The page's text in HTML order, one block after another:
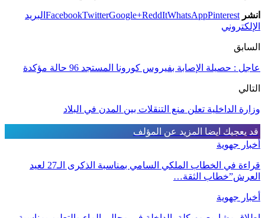
انشر FacebookTwitterGoogle+ReddItWhatsAppPinterest
البريد
الإلكتروني
السابق
عاجل : حصيلة الإصابة بفيروس كورونا المستجد 96 حالة مؤكدة
التالي
وزارة الداخلية تعلن منع التنقلات بين المدن في البلاد
قد يعجبك ايضا المزيد عن المؤلف
أخبار جهوية
قراءة في الخطاب الملكي السامي بمناسبة الذكرى الـ27 لعيد
العرش”خطاب الثقة…
أخبار جهوية